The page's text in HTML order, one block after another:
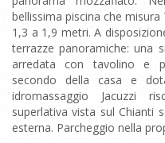
bellissima piscina che
1,3 a 1,9 metri. A
terrazze panoramiche: una
arredata con tavolino e
secondo della casa e
idromassaggio Jacuzzi
superlativa vista sul Chianti
esterna. Parcheggio nella